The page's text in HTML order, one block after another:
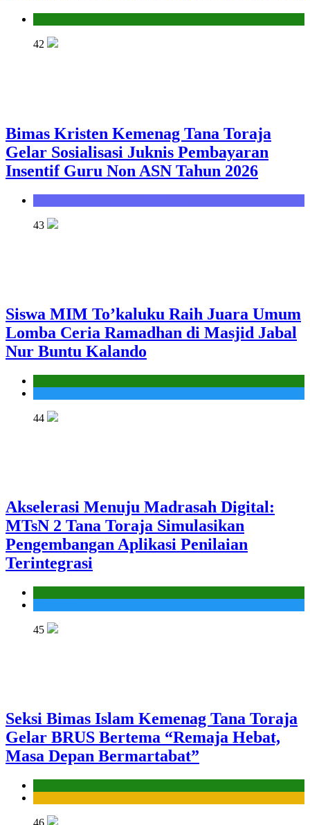
42
Bimas Kristen Kemenag Tana Toraja
Gelar Sosialisasi Juknis Pembayaran
Insentif Guru Non ASN Tahun 2026
43
Siswa MIM To’kaluku Raih Juara Umum
Lomba Ceria Ramadhan di Masjid Jabal
Nur Buntu Kalando
44
Akselerasi Menuju Madrasah Digital:
MTsN 2 Tana Toraja Simulasikan
Pengembangan Aplikasi Penilaian
Terintegrasi
45
Seksi Bimas Islam Kemenag Tana Toraja
Gelar BRUS Bertema “Remaja Hebat,
Masa Depan Bermartabat”